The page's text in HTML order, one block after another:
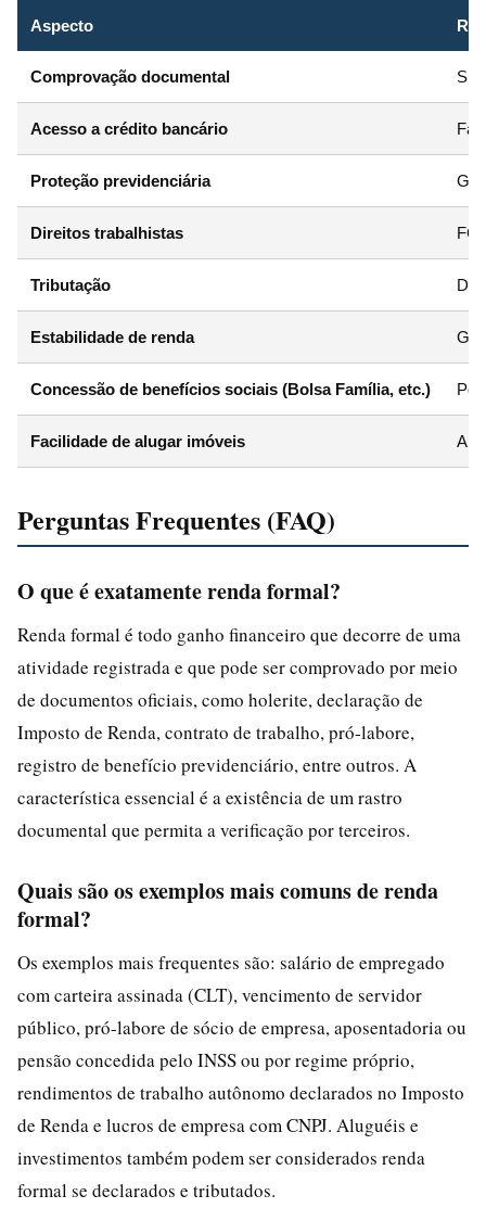
Aspecto
Comprovação documental
Acesso a crédito bancário
Proteção previdenciária
Direitos trabalhistas
Tributação
Estabilidade de renda
Concessão de benefícios sociais (Bolsa Família, etc.)
Facilidade de alugar imóveis
Perguntas Frequentes (FAQ)
O que é exatamente renda formal?
Renda formal é todo ganho financeiro que decorre de uma
atividade registrada e que pode ser comprovado por meio
de documentos oficiais, como holerite, declaração de
Imposto de Renda, contrato de trabalho, pró-labore,
registro de benefício previdenciário, entre outros. A
característica essencial é a existência de um rastro
documental que permita a verificação por terceiros.
Quais são os exemplos mais comuns de renda
formal?
Os exemplos mais frequentes são: salário de empregado
com carteira assinada (CLT), vencimento de servidor
público, pró-labore de sócio de empresa, aposentadoria ou
pensão concedida pelo INSS ou por regime próprio,
rendimentos de trabalho autônomo declarados no Imposto
de Renda e lucros de empresa com CNPJ. Aluguéis e
investimentos também podem ser considerados renda
formal se declarados e tributados.